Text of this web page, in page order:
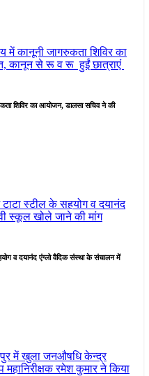
शिविर का आयोजन, डालसा सचिव ने की
व दयानंद एंग्लो वैदिक संस्था के संचालन में